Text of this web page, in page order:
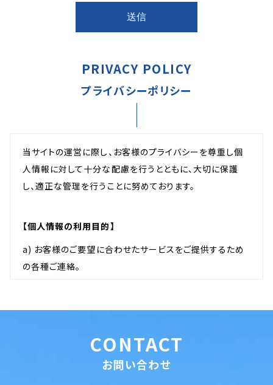
PRIVACY POLICY
プライバシーポリシー
当サイトの運営に際し、お客様のプライバシーを尊重し個
人情報に対して十分な配慮を行うとともに、大切に保護
し、適正な管理を行うことに努めております。
【個人情報の利用目的】
a) お客様のご要望に合わせたサービスをご提供するため
の各種ご連絡。
ゲティング広告の配信）。CONTACT
お問い合わせ